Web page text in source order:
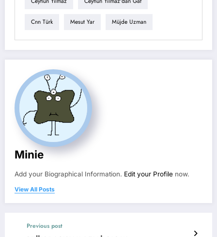
Cnn Türk Mesut Yar Müjde Uzman
Minie
Add your Biographical Information. Edit your Profile now.
View All Posts
Previous post